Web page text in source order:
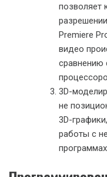
в Excel и обработке
Создание
Для творческих
предлагает высокую
созданию контента:
Обработка
Gigapixel
улучшать